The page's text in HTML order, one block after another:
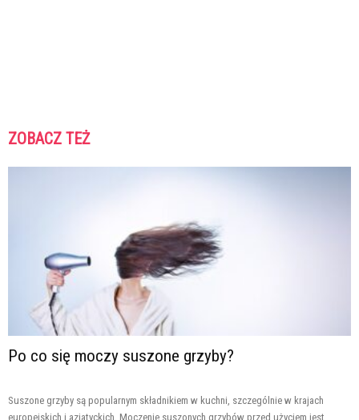
ZOBACZ TEŻ
Po co się moczy suszone grzyby?
Suszone grzyby są popularnym składnikiem w kuchni, szczególnie w krajach
europejskich i azjatyckich. Moczenie suszonych grzybów przed użyciem jest